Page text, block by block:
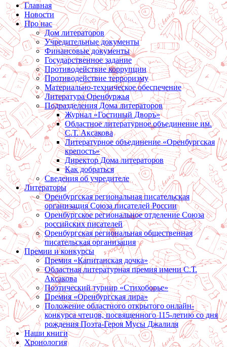
Главная
Новости
Про нас
Дом литераторов
Учредительные документы
Финансовые документы
Государственное задание
Противодействие коррупции
Противодействие терроризму
Материально-техническое обеспечение
Литература Оренбуржья
Подразделения Дома литераторов
Журнал «Гостиный Дворъ»
Областное литературное объединение им.
С.Т. Аксакова
Литературное объединение «Оренбургская
крепость»
Директор Дома литераторов
Как добраться
Сведения об учредителе
Литераторы
Оренбургская региональная писательская
организация Союза писателей России
Оренбургское региональное отделение Союза
российских писателей
Оренбургская региональная общественная
писательская организация
Премии и конкурсы
Премия «Капитанская дочка»
Областная литературная премия имени С.Т.
Аксакова
Поэтический турнир «Стихоборье»
Премия «Оренбургская лира»
Положение областного открытого онлайн-
конкурса чтецов, посвященного 115-летию со дня
рождения Поэта-Героя Мусы Джалиля
Наши книги
Хронология